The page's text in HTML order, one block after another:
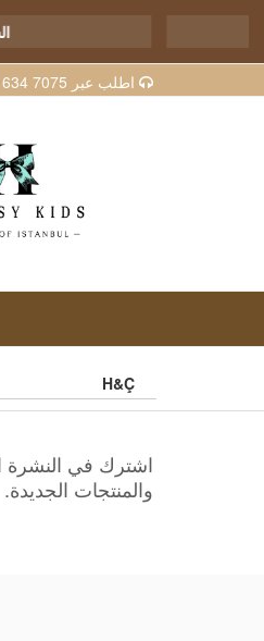
اطلب عبر Whatsapp : 0531 634 7075
H&Ç
اشترك في النشرة
والمنتجات الجديدة.